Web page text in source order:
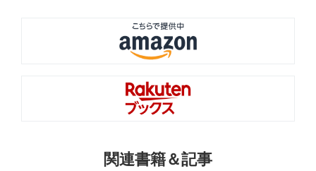
関連書籍＆記事